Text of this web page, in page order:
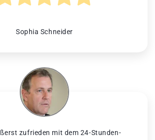
Sophia Schneider
zufrieden mit dem 24-Stunden-